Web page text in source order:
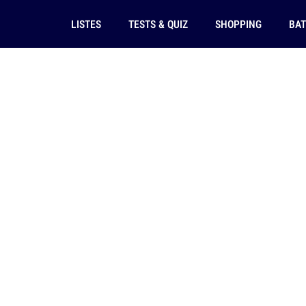
LISTES TESTS & QUIZ SHOPPING